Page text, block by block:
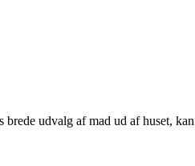
udvalg af mad ud af huset,